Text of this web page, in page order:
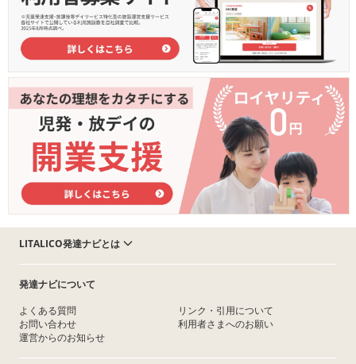
LITALICO発達ナビとは
発達ナビについて
よくある質問
お問い合わせ
運営からのお知らせ
リンク・引用について
利用者さまへのお願い